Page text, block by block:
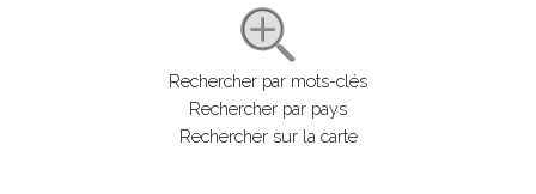
Rechercher par mots-clés
Rechercher par pays
Rechercher sur la carte